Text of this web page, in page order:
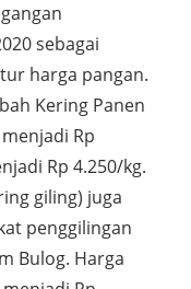
sebagai
harga pangan.
Kering Panen
Rp
Rp 4.250/kg.
giling) juga
penggilingan
Bulog. Harga